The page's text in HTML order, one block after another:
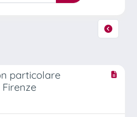
particolare